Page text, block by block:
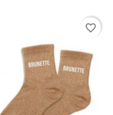
favorite_border